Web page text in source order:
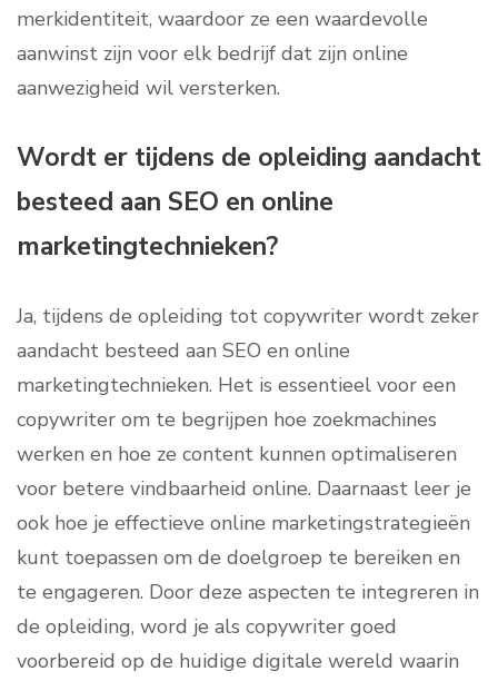
merkidentiteit, waardoor ze een waardevolle
aanwinst zijn voor elk bedrijf dat zijn online
aanwezigheid wil versterken.
Wordt er tijdens de opleiding aandacht
besteed aan SEO en online
marketingtechnieken?
Ja, tijdens de opleiding tot copywriter wordt zeker
aandacht besteed aan SEO en online
marketingtechnieken. Het is essentieel voor een
copywriter om te begrijpen hoe zoekmachines
werken en hoe ze content kunnen optimaliseren
voor betere vindbaarheid online. Daarnaast leer je
ook hoe je effectieve online marketingstrategieën
kunt toepassen om de doelgroep te bereiken en
te engageren. Door deze aspecten te integreren in
de opleiding, word je als copywriter goed
voorbereid op de huidige digitale wereld waarin